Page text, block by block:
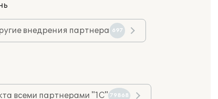
внедрения партнера 697
всеми партнерами "1С" 79868